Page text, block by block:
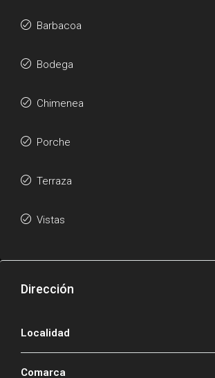
Barbacoa
Bodega
Chimenea
Porche
Terraza
Vistas
Dirección
Localidad
Comarca